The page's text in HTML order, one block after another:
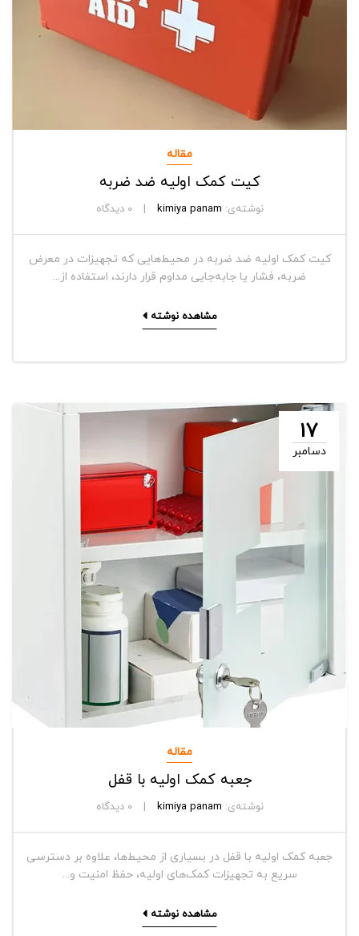
مقاله
کیت کمک اولیه ضد ضربه
نوشته‌ی: kimiya panam دیدگاه
کیت کمک اولیه ضد ضربه در محیط‌هایی که تجهیزات در معرض
ضربه، فشار یا جابه‌جایی مداوم قرار دارند، استفاده از...
مشاهده نوشته
17
دسامبر
مقاله
جعبه کمک اولیه با قفل
نوشته‌ی: kimiya panam دیدگاه
جعبه کمک اولیه با قفل در بسیاری از محیط‌ها، علاوه بر دسترسی
سریع به تجهیزات کمک‌های اولیه، حفظ امنیت و...
مشاهده نوشته